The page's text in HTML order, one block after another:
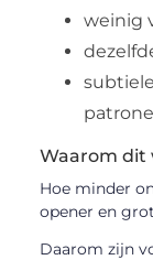
weinig
Waarom dit
Hoe minder
opener en
Daarom zijn